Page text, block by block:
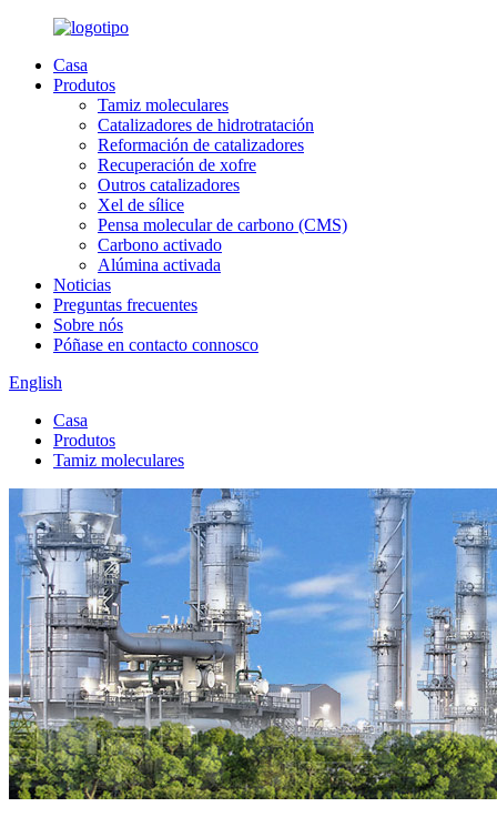
Casa
Produtos
Tamiz moleculares
Catalizadores de hidrotratación
Reformación de catalizadores
Recuperación de xofre
Outros catalizadores
Xel de sílice
Pensa molecular de carbono (CMS)
Carbono activado
Alúmina activada
Noticias
Preguntas frecuentes
Sobre nós
Póñase en contacto connosco
English
Casa
Produtos
Tamiz moleculares